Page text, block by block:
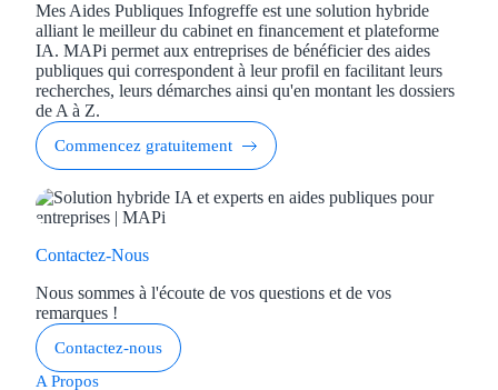
Mes Aides Publiques Infogreffe est une solution hybride
alliant le meilleur du cabinet en financement et plateforme
IA. MAPi permet aux entreprises de bénéficier des aides
publiques qui correspondent à leur profil en facilitant leurs
recherches, leurs démarches ainsi qu'en montant les dossiers
de A à Z.
Commencez gratuitement
Contactez-Nous
Nous sommes à l'écoute de vos questions et de vos
remarques !
Contactez-nous
A Propos